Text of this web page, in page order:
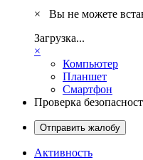
×
Вы не можете
Загрузка...
×
Компьютер
Планшет
Смартфон
Проверка
Отправить жалобу
Активность